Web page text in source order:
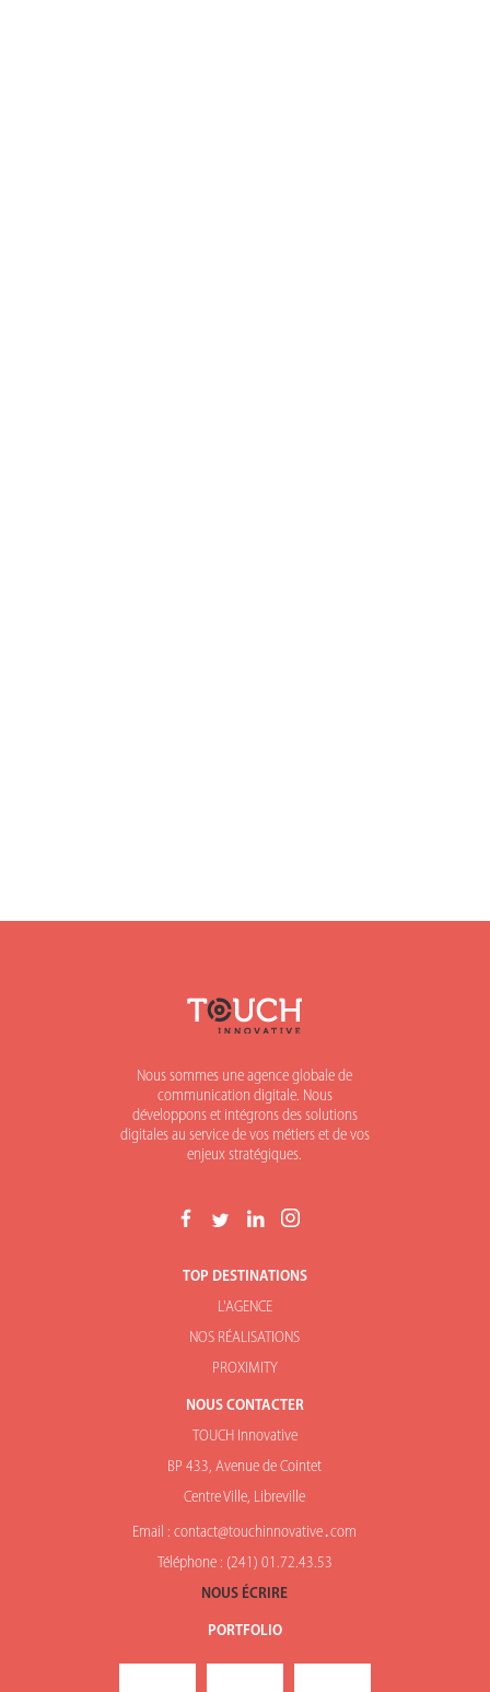
Nous sommes une agence globale de
communication digitale. Nous
développons et intégrons des solutions
digitales au service de vos métiers et de vos
enjeux stratégiques.
TOP DESTINATIONS
L'AGENCE
NOS RÉALISATIONS
PROXIMITY
NOUS CONTACTER
TOUCH Innovative
BP 433, Avenue de Cointet
Centre Ville, Libreville
Email : contact@touchinnovative․com
Téléphone : (241) 01.72.43.53
NOUS ÉCRIRE
PORTFOLIO